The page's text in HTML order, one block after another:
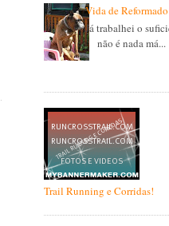
Vida de Reformado
Já trabalhei o
não é nada má...
Trail Running e Corridas!